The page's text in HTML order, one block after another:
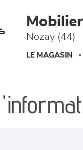
Nozay (44)
LE MAGASIN